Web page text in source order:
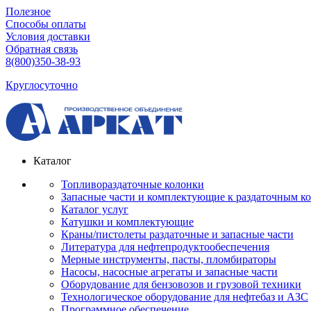
Полезное
Способы оплаты
Условия доставки
Обратная связь
8(800)350-38-93
Круглосуточно
Каталог
Топливораздаточные колонки
Запасные части и комплектующие к раздаточным
Каталог услуг
Катушки и комплектующие
Краны/пистолеты раздаточные и запасные части
Литература для нефтепродуктообеспечения
Мерные инструменты, пасты, пломбираторы
Насосы, насосные агрегаты и запасные части
Оборудование для бензовозов и грузовой техники
Технологическое оборудование для нефтебаз и АЗС